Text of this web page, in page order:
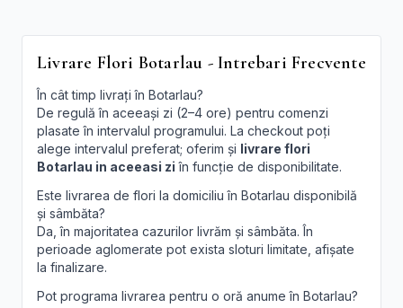
Livrare Flori Botarlau - Intrebari Frecvente
În cât timp livrați în Botarlau?
De regulă în aceeași zi (2–4 ore) pentru comenzi
plasate în intervalul programului. La checkout poți
alege intervalul preferat; oferim și livrare flori
Botarlau in aceeasi zi în funcție de disponibilitate.
Este livrarea de flori la domiciliu în Botarlau disponibilă
și sâmbăta?
Da, în majoritatea cazurilor livrăm și sâmbăta. În
perioade aglomerate pot exista sloturi limitate, afișate
la finalizare.
Pot programa livrarea pentru o oră anume în Botarlau?